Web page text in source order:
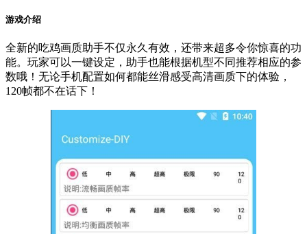
游戏介绍
全新的吃鸡画质助手不仅永久有效，还带来超多令你惊喜的功
能。玩家可以一键设定，助手也能根据机型不同推荐相应的参
数哦！无论手机配置如何都能丝滑感受高清画质下的体验，
120帧都不在话下！